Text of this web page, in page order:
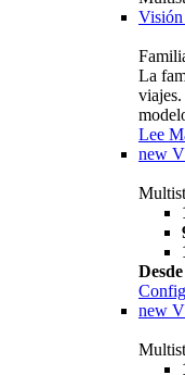
Visión
La
Lee
new
new